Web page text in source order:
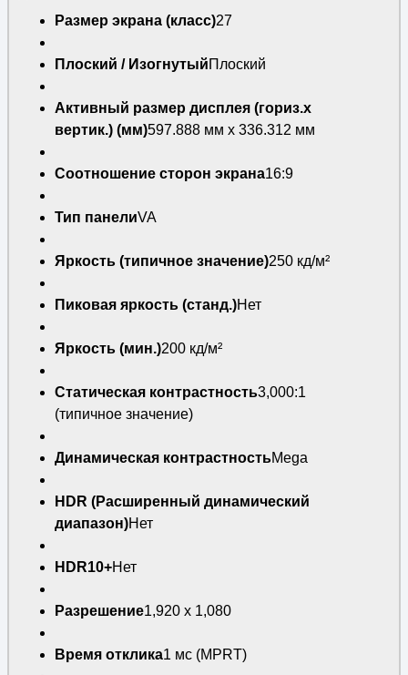
Размер экрана (класс)27
Плоский / ИзогнутыйПлоский
Активный размер дисплея (гориз.x
вертик.) (мм)597.888 мм x 336.312 мм
Соотношение сторон экрана16:9
Тип панелиVA
Яркость (типичное значение)250 кд/м²
Пиковая яркость (станд.)Нет
Яркость (мин.)200 кд/м²
Статическая контрастность3,000:1
(типичное значение)
Динамическая контрастностьMega
HDR (Расширенный динамический
диапазон)Нет
HDR10+Нет
Разрешение1,920 x 1,080
Время отклика1 мс (MPRT)